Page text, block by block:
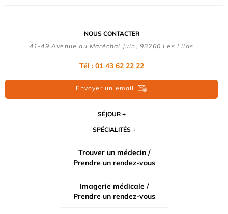
NOUS CONTACTER
41-49 Avenue du Maréchal Juin, 93260 Les Lilas
Tél : 01 43 62 22 22
Envoyer un email
SÉJOUR
SPÉCIALITÉS
Trouver un médecin /
Prendre un rendez-vous
Imagerie médicale /
Prendre un rendez-vous